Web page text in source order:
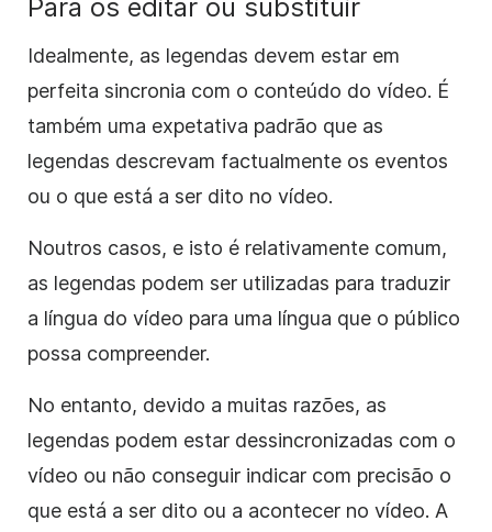
Para os editar ou substituir
Idealmente, as legendas devem estar em
perfeita sincronia com o conteúdo do vídeo. É
também uma expetativa padrão que as
legendas descrevam factualmente os eventos
ou o que está a ser dito no vídeo.
Noutros casos, e isto é relativamente comum,
as legendas podem ser utilizadas para traduzir
a língua do vídeo para uma língua que o público
possa compreender.
No entanto, devido a muitas razões, as
legendas podem estar dessincronizadas com o
vídeo ou não conseguir indicar com precisão o
que está a ser dito ou a acontecer no vídeo. A